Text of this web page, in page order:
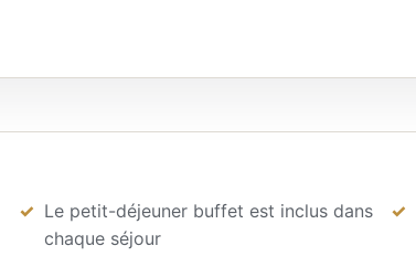
Le petit-déjeuner buffet est inclus dans
chaque séjour